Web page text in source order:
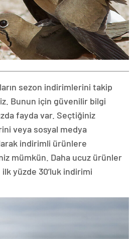
sezon indirimlerini takip
Bunun için güvenilir bilgi
fayda var. Seçtiğiniz
veya sosyal medya
indirimli ürünlere
mümkün. Daha ucuz ürünler
yüzde 30’luk indirimi